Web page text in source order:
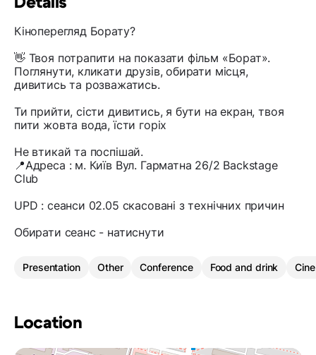
Кіноперегляд Борату?
👋 Твоя потрапити на показати фільм «Борат».
Поглянути, кликати друзів, обирати місця,
дивитись та розважатись.
Ти прийти, сісти дивитись, я бути на екран, твоя
пити жовта вода, їсти горіх
Не втикай та поспішай.
📍Адреса : м. Київ Вул. Гарматна 26/2 Backstage
Club
UPD : сеанси 02.05 скасовані з технічних причин
Обирати сеанс - натиснути
Presentation Other Conference Food and drink
Location